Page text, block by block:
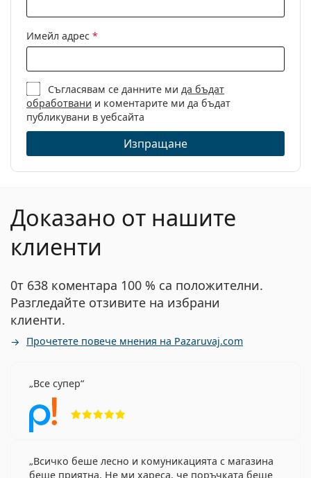
Кутия:
Да
Да
Други
Пол:
Дамски
Категория:
Ralph
Код:
0RA 7114 5776 54
Имейл адрес *
Съгласявам се данните ми да бъдат
обработвани и коментарите ми да бъдат
публикувани в уебсайта
Изпращане
Доказано от нашите
клиенти
0т 638 коментара 100 % са положителни.
Разгледайте отзивите на избрани
клиенти.
Прочетете повече мнения на Pazaruvaj.com
Все супер
Всичко беше лесно и комуникацията с магазина
беше приятна. Не ми хареса, че поръчката беше